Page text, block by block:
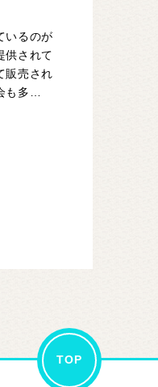
いるのが
供されて
販売され
も多…
TOP